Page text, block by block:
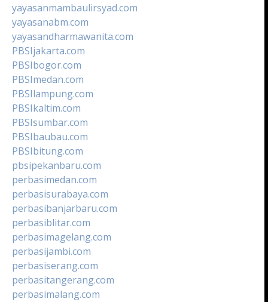
yayasanmambaulirsyad.com
yayasanabm.com
yayasandharmawanita.com
PBSIjakarta.com
PBSIbogor.com
PBSImedan.com
PBSIlampung.com
PBSIkaltim.com
PBSIsumbar.com
PBSIbaubau.com
PBSIbitung.com
pbsipekanbaru.com
perbasimedan.com
perbasisurabaya.com
perbasibanjarbaru.com
perbasiblitar.com
perbasimagelang.com
perbasijambi.com
perbasiserang.com
perbasitangerang.com
perbasimalang.com